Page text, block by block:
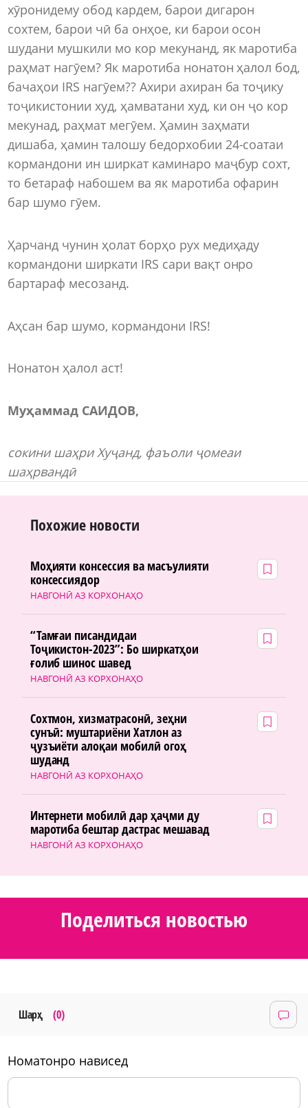
хӯронидему обод кардем, барои дигарон
сохтем, барои чӣ ба онҳое, ки барои осон
шудани мушкили мо кор мекунанд, як маротиба
раҳмат нагӯем? Як маротиба нонатон ҳалол бод,
бачаҳои IRS нагӯем?? Ахири ахиран ба тоҷику
тоҷикистонии худ, ҳамватани худ, ки он ҷо кор
мекунад, раҳмат мегӯем. Ҳамин заҳмати
дишаба, ҳамин талошу бедорхобии 24-соатаи
кормандони ин ширкат каминаро маҷбур сохт,
то бетараф набошем ва як маротиба офарин
бар шумо гӯем.
Ҳарчанд чунин ҳолат борҳо рух медиҳаду
кормандони ширкати IRS сари вақт онро
бартараф месозанд.
Аҳсан бар шумо, кормандони IRS!
Нонатон ҳалол аст!
Муҳаммад САИДОВ,
сокини шаҳри Хуҷанд,фаъоли ҷомеаи
шаҳрвандӣ
Похожие новости
НАВГОНӢ АЗ КОРХОНАҲО
Моҳияти консессия ва масъулияти
консессиядор
НАВГОНӢ АЗ КОРХОНАҲО
“Тамғаи писандидаи
Тоҷикистон-2023”: Бо ширкатҳои
ғолиб шинос шавед
НАВГОНӢ АЗ КОРХОНАҲО
Сохтмон, хизматрасонӣ, зеҳни
сунъӣ: муштариёни Хатлон аз
ҷузъиёти алоқаи мобилӣ огоҳ
шуданд
НАВГОНӢ АЗ КОРХОНАҲО
Интернети мобилӣ дар ҳаҷми ду
маротиба бештар дастрас мешавад
Поделиться новостью
Шарҳ (0)
номатонро нависед